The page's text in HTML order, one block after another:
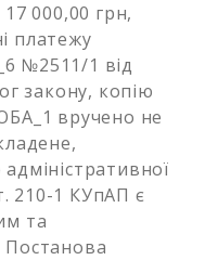
000,00 грн,
платежу
№2511/1 від
закону, копію
вручено не
210-1 КУпАП є
та